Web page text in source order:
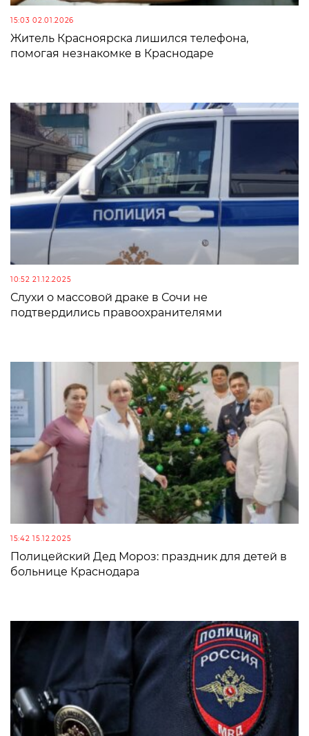
15:03 02.01.2026
Житель Красноярска лишился телефона,
помогая незнакомке в Краснодаре
10:52 21.12.2025
Слухи о массовой драке в Сочи не
подтвердились правоохранителями
15:42 15.12.2025
Полицейский Дед Мороз: праздник для детей в
больнице Краснодара